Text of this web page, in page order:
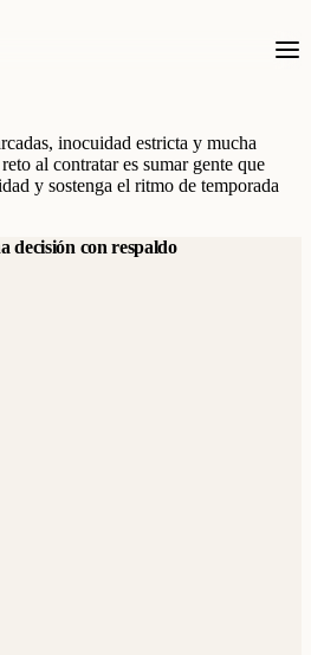
inocuidad estricta y mucha
al contratar es sumar gente que
y sostenga el ritmo de temporada
decisión con respaldo